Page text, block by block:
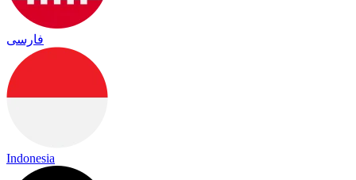
فارسی
Indonesia